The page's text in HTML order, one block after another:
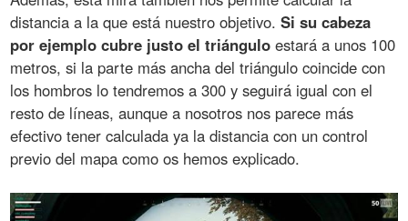
distancia a la que está nuestro objetivo.Si su cabeza
por ejemplo cubre justo el triángulo estará a unos 100
metros, si la parte más ancha del triángulo coincide con
los hombros lo tendremos a 300 y seguirá igual con el
resto de líneas, aunque a nosotros nos parece más
efectivo tener calculada ya la distancia con un control
previo del mapa como os hemos explicado.